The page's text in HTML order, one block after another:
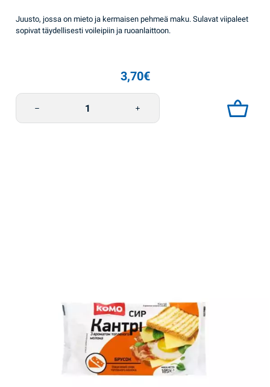
Juusto, jossa on mieto ja kermaisen pehmeä maku. Sulavat viipaleet
sopivat täydellisesti voileipiin ja ruoanlaittoon.
3,70€
Kova juusto Tenero Milk 50% 185g Komo määrä